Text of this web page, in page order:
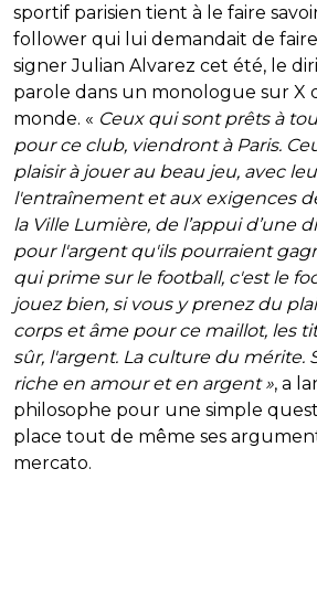
sportif parisien tient à le faire
follower qui lui demandait de
signer Julian Alvarez cet été, le
parole dans un monologue sur X
monde. « Ceux qui sont prêts à
pour ce club, viendront à Paris.
plaisir à jouer au beau jeu, avec
l'entraînement et aux exigences
la Ville Lumière, de l’appui d’une
pour l'argent qu'ils pourraient
qui prime sur le football, c'est le
jouez bien, si vous y prenez du
corps et âme pour ce maillot, les
sûr, l'argent. La culture du mérite.
riche en amour et en argent », a
philosophe pour une simple
place tout de même ses
mercato.